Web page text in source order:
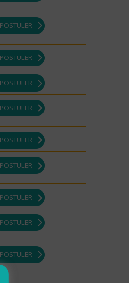
POSTULER
POSTULER
POSTULER
POSTULER
POSTULER
POSTULER
POSTULER
POSTULER
POSTULER